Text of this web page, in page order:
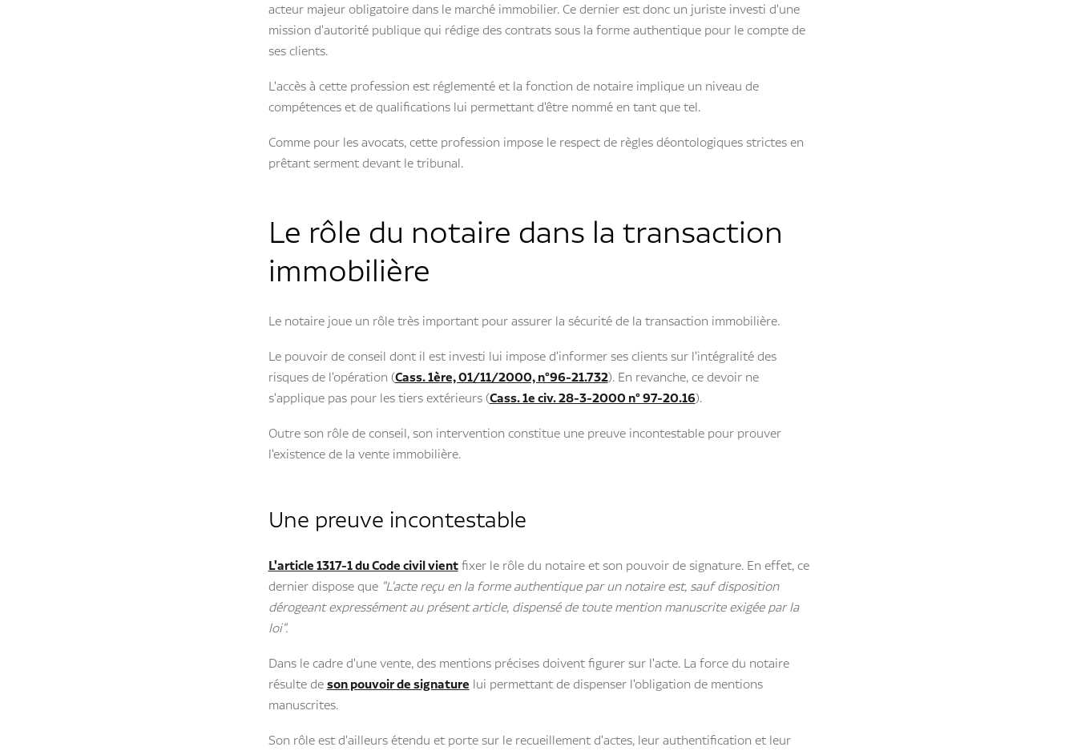
acteur majeur obligatoire dans le marché immobilier. Ce dernier est donc un juriste investi d'une
mission d'autorité publique qui rédige des contrats sous la forme authentique pour le compte de
ses clients.
L'accès à cette profession est réglementé et la fonction de notaire implique un niveau de
compétences et de qualifications lui permettant d'être nommé en tant que tel.
Comme pour les avocats, cette profession impose le respect de règles déontologiques strictes en
prêtant serment devant le tribunal.
Le rôle du notaire dans la transaction
immobilière
Le notaire joue un rôle très important pour assurer la sécurité de la transaction immobilière.
Le pouvoir de conseil dont il est investi lui impose d'informer ses clients sur l'intégralité des
risques de l'opération (Cass. 1ère, 01/11/2000, n°96-21.732). En revanche, ce devoir ne
s'applique pas pour les tiers extérieurs (Cass. 1e civ. 28-3-2000 n° 97-20.16).
Outre son rôle de conseil, son intervention constitue une preuve incontestable pour prouver
l'existence de la vente immobilière.
Une preuve incontestable
L'article 1317-1 du Code civil vientfixer le rôle du notaire et son pouvoir de signature. En effet, ce
dernier dispose que "L'acte reçu en la forme authentique par un notaire est, sauf disposition
dérogeant expressément au présent article, dispensé de toute mention manuscrite exigée par la
loi".
Dans le cadre d'une vente, des mentions précises doivent figurer sur l'acte. La force du notaire
résulte deson pouvoir de signaturelui permettant de dispenser l'obligation de mentions
manuscrites.
Son rôle est d'ailleurs étendu et porte sur le recueillement d'actes, leur authentification et leur